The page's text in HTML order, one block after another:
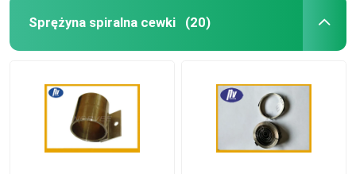
Sprężyna spiralna cewki (20)